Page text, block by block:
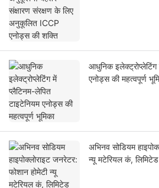
आधुनिक इलेक्ट्रोप्लेटिंग
एनोड्स की महत्वपूर्ण
अभिनव सोडियम
न्यू मटेरियल कं, लिमिटेड